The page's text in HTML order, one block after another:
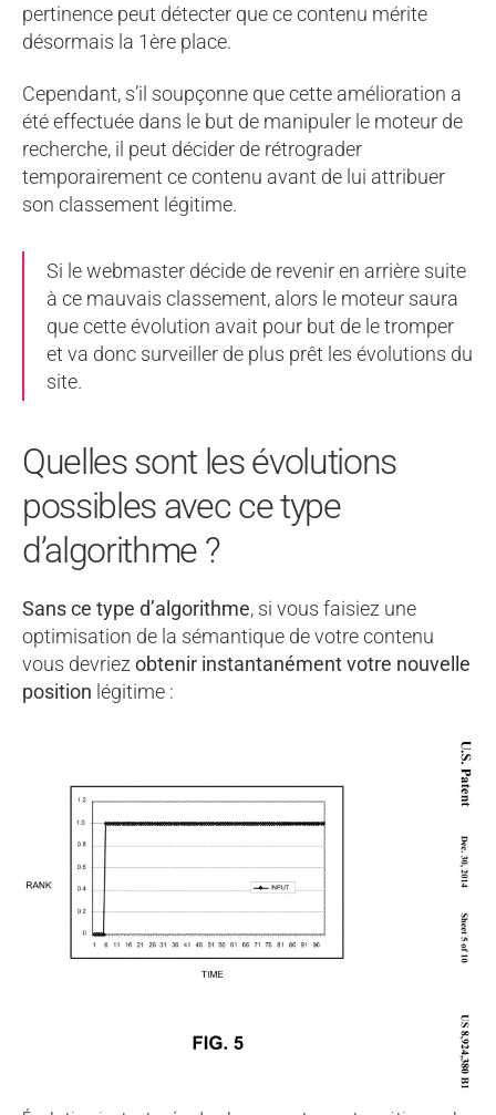
pertinence peut détecter que ce contenu mérite
désormais la 1ère place.
Cependant, s’il soupçonne que cette amélioration a
été effectuée dans le but de manipuler le moteur de
recherche, il peut décider de rétrograder
temporairement ce contenu avant de lui attribuer
son classement légitime.
Si le webmaster décide de revenir en arrière suite
à ce mauvais classement, alors le moteur saura
que cette évolution avait pour but de le tromper
et va donc surveiller de plus prêt les évolutions du
site.
Quelles sont les évolutions
possibles avec ce type
d’algorithme ?
Sans ce type d’algorithme, si vous faisiez une
optimisation de la sémantique de votre contenu
vous devriezobtenir instantanément votre nouvelle
position légitime :